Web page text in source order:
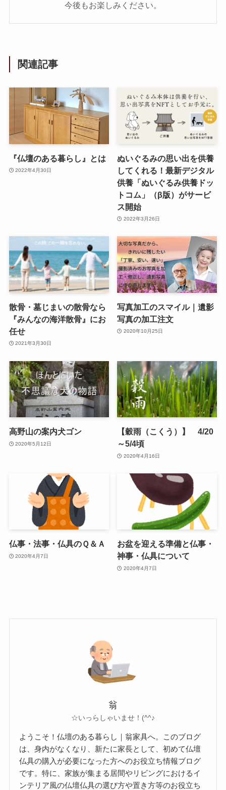
今後もお楽しみください。
関連記事
『仏壇のある暮らし』とは
2022年4月30日
ぬいぐるみの思い出を供養
してくれる！最新デジタル
供養「ぬいぐるみ供養ドッ
トコム」（β版）がサービ
ス開始
2022年3月26日
散骨・墓じまいの散骨なら
『みんなの海洋散骨』にお
任せ
2021年3月30日
写真加工のスマイル｜遺影
写真の加工注文
2020年10月25日
高野山の案内犬ゴン
2020年5月12日
【穀雨（こくう）】 4/20
～5/4頃
2020年4月16日
仏事・法事・仏具のＱ＆Ａ
2020年4月7日
お盆を迎える準備と仏事・
神事・仏具について
2020年4月7日
翁
☆いっらしゃいませ！(^^♪
ようこそ！仏壇のある暮らし｜翁家具へ。このブログ
は、身内がなくなり、新たに家長として、初めて仏壇
仏具の購入が必要になった方へのお役立ち情報ブログ
です。特に、家族が集まる居間やリビングにおけるイ
ンテリア風の仏壇仏具の選び方や置き方等のお役立ち